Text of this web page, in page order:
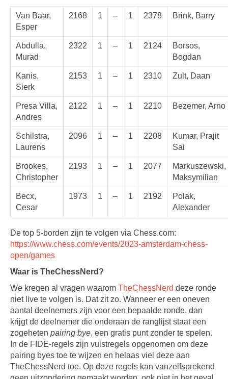
Van Baar,
Esper
2168 1 – 1 2378 Brink, Barry
Abdulla,
Murad
2322 1 – 1 2124
Borsos,
Bogdan
Kanis,
Sierk
2153 1 – 1 2310 Zult, Daan
Presa Villa,
Andres
2122 1 – 1 2210 Bezemer, Arno
Schilstra,
Laurens
2096 1 – 1 2208
Kumar, Prajit
Sai
Brookes,
Christopher
2193 1 – 1 2077
Markuszewski,
Maksymilian
Becx,
Cesar
1973 1 – 1 2192
Polak,
Alexander
De top 5-borden zijn te volgen via Chess.com:
https://www.chess.com/events/2023-amsterdam-chess-
open/games
Waar is TheChessNerd?
We kregen al vragen waarom TheChessNerd deze ronde
niet live te volgen is. Dat zit zo. Wanneer er een oneven
aantal deelnemers zijn voor een bepaalde ronde, dan
krijgt de deelnemer die onderaan de ranglijst staat een
zogeheten pairing bye, een gratis punt zonder te spelen.
In de FIDE-regels zijn vuistregels opgenomen om deze
pairing byes toe te wijzen en helaas viel deze aan
TheChessNerd toe. Op deze regels kan vanzelfsprekend